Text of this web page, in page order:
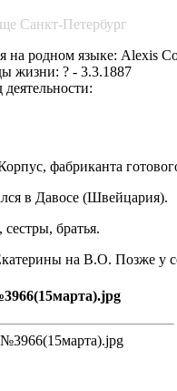
Санкт-Петербург
на родном языке: Alexis
жизни: ? - 3.3.1887
деятельности:
фабриканта
в Давосе (Швейцария).
братья.
на В.О. Позже у